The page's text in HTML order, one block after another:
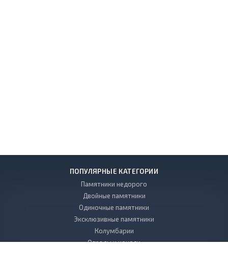
ПОПУЛЯРНЫЕ КАТЕГОРИИ
Памятники недорого
Двойные памятники
Одиночные памятники
Эксклюзивные памятники
Колумбарии
Ограды и цоколи